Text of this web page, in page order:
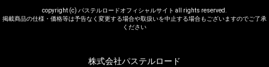
copyright (c) パステルロードオフィシャルサイト all rights reserved.
掲載商品の仕様・価格等は予告なく変更する場合や取扱いを中止する場合もございますのでご了承
ください
株式会社パステルロード